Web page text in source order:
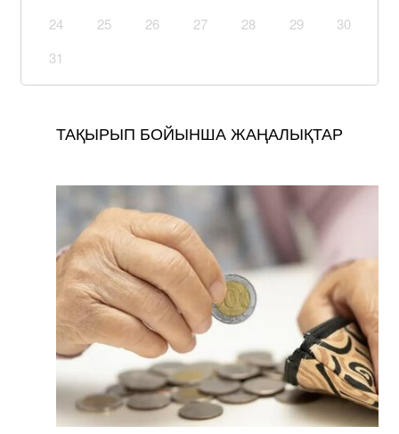
24
25 26 27 28 29
30
31
ТАҚЫРЫП БОЙЫНША ЖАҢАЛЫҚТАР